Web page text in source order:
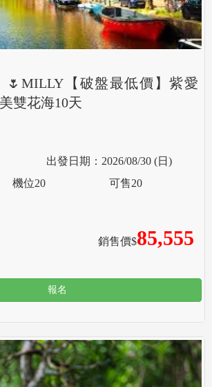
🌷MILLY【破盤最低價】紫愛
雙花海10天
2026/08/30 (日)
銷售價$85,555
機位20 可售20
報名